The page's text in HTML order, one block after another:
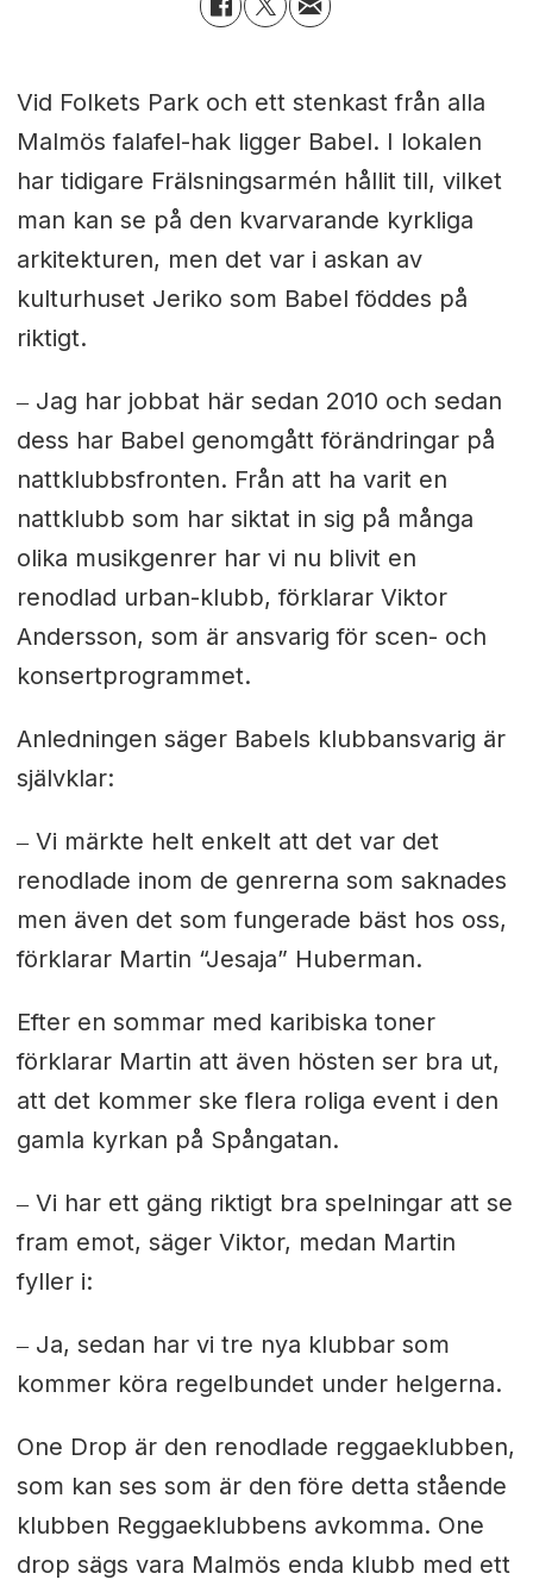
Vid Folkets Park och ett stenkast från alla
Malmös falafel-hak ligger Babel. I lokalen
har tidigare Frälsningsarmén hållit till, vilket
man kan se på den kvarvarande kyrkliga
arkitekturen, men det var i askan av
kulturhuset Jeriko som Babel föddes på
riktigt.
‒ Jag har jobbat här sedan 2010 och sedan
dess har Babel genomgått förändringar på
nattklubbsfronten. Från att ha varit en
nattklubb som har siktat in sig på många
olika musikgenrer har vi nu blivit en
renodlad urban-klubb, förklarar Viktor
Andersson, som är ansvarig för scen- och
konsertprogrammet.
Anledningen säger Babels klubbansvarig är
självklar:
‒ Vi märkte helt enkelt att det var det
renodlade inom de genrerna som saknades
men även det som fungerade bäst hos oss,
förklarar Martin “Jesaja” Huberman.
Efter en sommar med karibiska toner
förklarar Martin att även hösten ser bra ut,
att det kommer ske flera roliga event i den
gamla kyrkan på Spångatan.
‒ Vi har ett gäng riktigt bra spelningar att se
fram emot, säger Viktor, medan Martin
fyller i:
‒ Ja, sedan har vi tre nya klubbar som
kommer köra regelbundet under helgerna.
One Drop är den renodlade reggaeklubben,
som kan ses som är den före detta stående
klubben Reggaeklubbens avkomma. One
drop sägs vara Malmös enda klubb med ett